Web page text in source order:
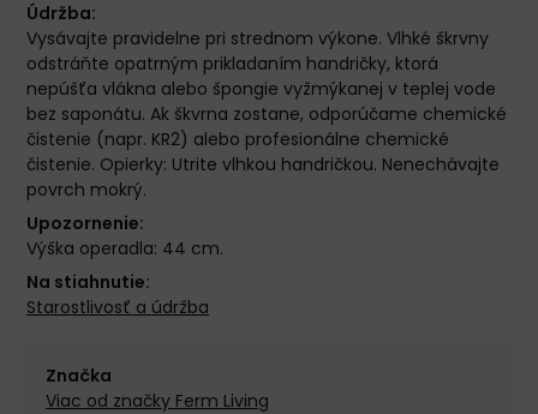
Údržba:
Vysávajte pravidelne pri strednom výkone. Vlhké škrvny
odstráňte opatrným prikladaním handričky, ktorá
nepúšťa vlákna alebo špongie vyžmýkanej v teplej vode
bez saponátu. Ak škvrna zostane, odporúčame chemické
čistenie (napr. KR2) alebo profesionálne chemické
čistenie. Opierky: Utrite vlhkou handričkou. Nenechávajte
povrch mokrý.
Upozornenie:
Výška operadla: 44 cm.
Na stiahnutie:
Starostlivosť a údržba
Značka
Viac od značky Ferm Living